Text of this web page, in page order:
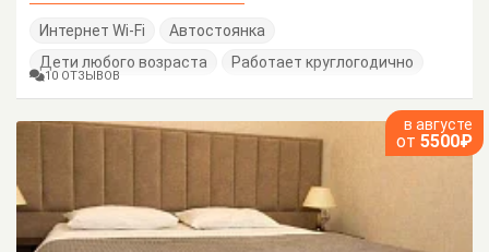
Интернет Wi-Fi
Автостоянка
Дети любого возраста
Работает круглогодично
10 ОТЗЫВОВ
в августе
от 5500₽